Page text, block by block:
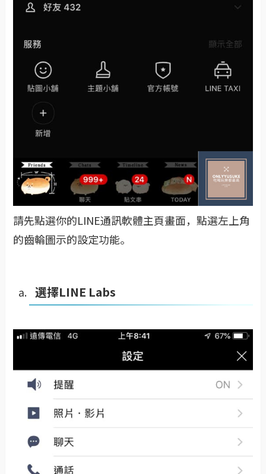
請先點選你的LINE通訊軟體主頁畫面，點選左上角
的齒輪圖示的設定功能。
選擇LINE Labs